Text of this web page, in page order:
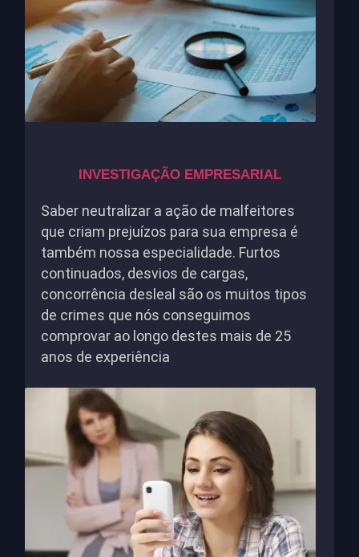
INVESTIGAÇÃO EMPRESARIAL
Saber neutralizar a ação de malfeitores
que criam prejuízos para sua empresa é
também nossa especialidade. Furtos
continuados, desvios de cargas,
concorrência desleal são os muitos tipos
de crimes que nós conseguimos
comprovar ao longo destes mais de 25
anos de experiência